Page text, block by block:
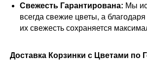
Свежесть Гарантирована: Мы
всегда свежие цветы, а благодаря
их свежесть сохраняется
Доставка Корзинки с Цветами по